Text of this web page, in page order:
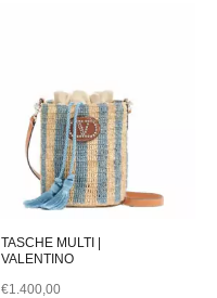
TASCHE MULTI |
VALENTINO
€1.400,00